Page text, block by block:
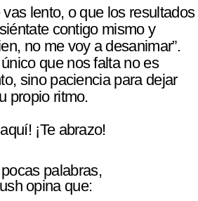
lento, o que los resultados
contigo mismo y
no me voy a desanimar”.
que nos falta no es
sino paciencia para dejar
propio ritmo.
¡Te abrazo!
palabras,
opina que: